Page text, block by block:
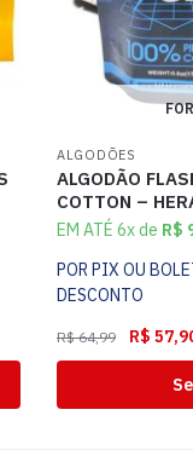
ALGODÕES
ALGODÃO
COTTON –
EM ATÉ 6x de R$
POR PIX OU
DESCONTO
R$64,99 R$